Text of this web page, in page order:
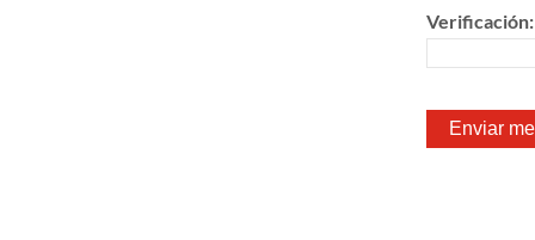
Verificación: